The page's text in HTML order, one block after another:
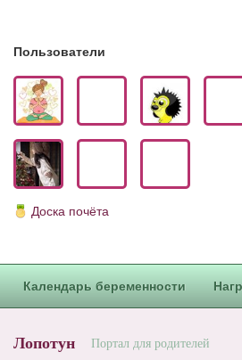
Пользователи
Доска почёта
Календарь беременности
Лопотун Портал для родителей